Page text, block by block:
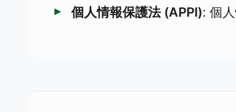
個人情報保護法 (APPI): 個